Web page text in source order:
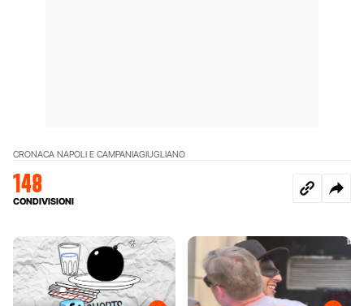
CRONACA NAPOLI E CAMPANIAGIUGLIANO
148
CONDIVISIONI